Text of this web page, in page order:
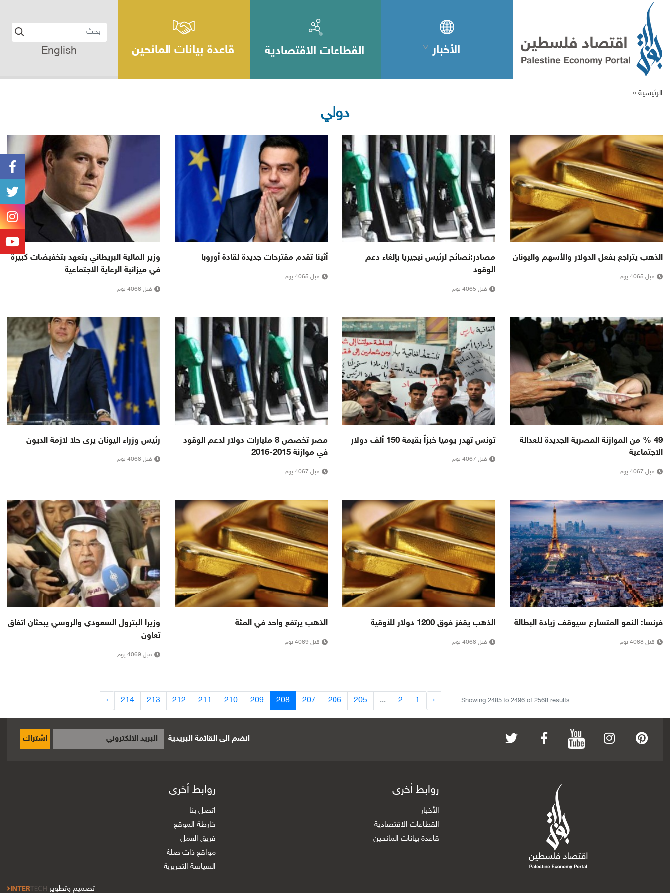
الأخبار القطاعات الاقتصادية قاعدة بيانات المانحين English
الرئيسية »
دولي
الذهب يتراجع بفعل الدولار والأسهم واليونان
قبل 4065 يوم
مصادر:نصائح لرئيس نيجيريا بإلغاء دعم
الوقود
قبل 4065 يوم
أثينا تقدم مقترحات جديدة لقادة أوروبا
قبل 4065 يوم
وزير المالية البريطاني يتعهد بتخفيضات كبيرة
في ميزانية الرعاية الاجتماعية
قبل 4066 يوم
49 % من الموازنة المصرية الجديدة للعدالة
الاجتماعية
قبل 4067 يوم
تونس تهدر يوميا خبزاً بقيمة 150 ألف دولار
قبل 4067 يوم
مصر تخصص 8 مليارات دولار لدعم الوقود
في موازنة 2015-2016
قبل 4067 يوم
رئيس وزراء اليونان يرى حلا لازمة الديون
قبل 4068 يوم
فرنسا: النمو المتسارع سيوقف زيادة البطالة
قبل 4068 يوم
الذهب يقفز فوق 1200 دولار للأوقية
قبل 4068 يوم
الذهب يرتفع واحد في المئة
قبل 4069 يوم
وزيرا البترول السعودي والروسي يبحثان اتفاق
تعاون
قبل 4069 يوم
Showing 2485 to 2496 of 2568 results
‹
1
2
...
205
206
207
208
209
210
211
212
213
214
›
انضم الى القائمة البريدية اشتراك
روابط أخرى
الأخبار
القطاعات الاقتصادية
قاعدة بيانات المانحين
روابط أخرى
اتصل بنا
خارطة الموقع
فريق العمل
مواقع ذات صلة
السياسة التحريرية
تصميم وتطوير